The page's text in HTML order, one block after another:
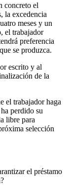
concreto el
la excedencia
meses y un
el trabajador
preferencia
se produzca.
escrito y al
de la
el trabajador haga
perdido su
libre para
selección
el préstamo